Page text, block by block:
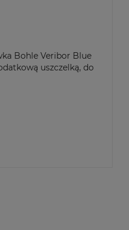
Bohle Veribor Blue
uszczelką, do